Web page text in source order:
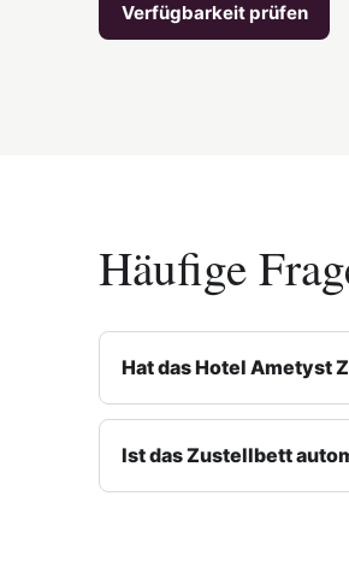
Verfügbarkeit prüfen
Häufige
Hat das Hotel Ametyst
Ist das Zustellbett